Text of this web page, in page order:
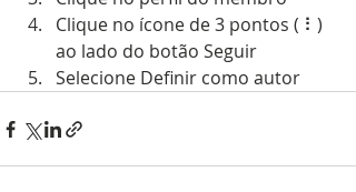
Clique no ícone de 3 pontos ( ⠇)
ao lado do botão Seguir
Selecione Definir como autor